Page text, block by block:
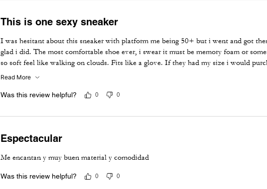
This is one sexy sneaker
I was hesitant about this sneaker with platform me being 50+ but i went and got
glad i did. The most comfortable shoe ever, i swear it must be memory foam or
so soft feel like walking on clouds. Fits like a glove. If they had my size i would
again. Now all my girlfriends want a pair, im kinda glad all sizes are about gone...lol!!
Read More
Was this review helpful? 0 0
Espectacular
Me encantan y muy buen material y comodidad
Was this review helpful? 0 0